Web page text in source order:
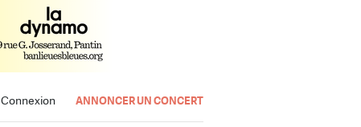
Connexion ANNONCER UN CONCERT